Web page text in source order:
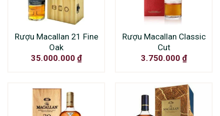
Rượu Macallan 21 Fine
Oak
35.000.000 ₫
Rượu Macallan Classic
Cut
3.750.000 ₫